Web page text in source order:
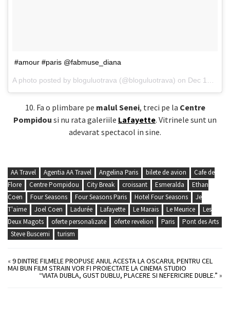
#amour #paris @fabmuse_diana
A photo posted by bloguluotrava (@bloguluotrava) on Dec 12, 2014 at 2:05am PST
10. Fa o plimbare pe malul Senei, treci pe la Centre
Pompidou si nu rata galeriile Lafayette. Vitrinele sunt un
adevarat spectacol in sine.
AA Travel Agentia AA Travel Angelina Paris bilete de avion
Cafe de
Flore
Centre Pompidou City Break croissant Esmeralda
Ethan
Coen
Four Seasons Four Seasons Paris Hotel Four Seasons
Je
T'aime
Joel Coen Ladurée Lafayette Le Marais Le Meurice
Les
Deux Magots
oferte personalizate oferte revelion Paris
Pont des Arts
Steve Buscemi
turism
«9 DINTRE FILMELE PROPUSE ANUL ACESTA LA OSCARUL PENTRU CEL
MAI BUN FILM STRAIN VOR FI PROIECTATE LA CINEMA STUDIO
“VIATA DUBLA, GUST DUBLU, PLACERE SI NEFERICIRE DUBLE.” »